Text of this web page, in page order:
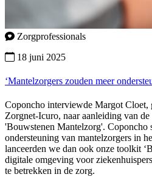
Zorgprofessionals
18 juni 2025
‘Mantelzorgers zouden meer
Coponcho interviewde Margot Cloet,
Zorgnet-Icuro, naar aanleiding van
'Bouwstenen Mantelzorg'. Coponcho
ondersteuning van mantelzorgers in
lanceerden we dan ook onze toolkit
digitale omgeving voor
te betrekken in de zorg.